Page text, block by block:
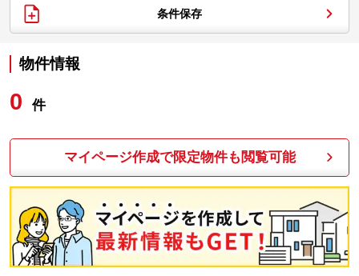
条件保存
物件情報
0 件
マイページ作成で限定物件も閲覧可能